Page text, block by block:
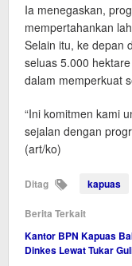
Ia menegaskan,
mempertahankan
Selain itu, ke depan
seluas 5.000
dalam memperkuat
“Ini komitmen kami
sejalan dengan
(art/ko)
Ditag kapuas
Berita Terkait
Kantor BPN Kapuas
Dinkes Lewat Tukar